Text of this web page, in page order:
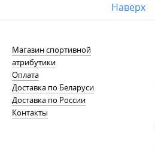
Наверх
Магазин спортивной
атрибутики
Оплата
Доставка по Беларуси
Доставка по России
Контакты